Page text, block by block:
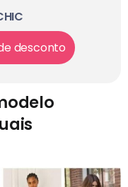
desconto